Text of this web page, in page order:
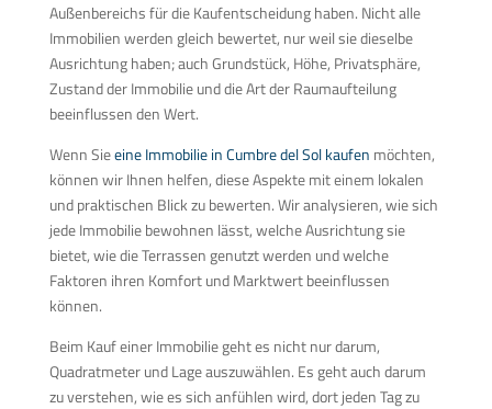
Außenbereichs für die Kaufentscheidung haben. Nicht alle
Immobilien werden gleich bewertet, nur weil sie dieselbe
Ausrichtung haben; auch Grundstück, Höhe, Privatsphäre,
Zustand der Immobilie und die Art der Raumaufteilung
beeinflussen den Wert.
Wenn Sieeine Immobilie in Cumbre del Sol kaufen möchten,
können wir Ihnen helfen, diese Aspekte mit einem lokalen
und praktischen Blick zu bewerten. Wir analysieren, wie sich
jede Immobilie bewohnen lässt, welche Ausrichtung sie
bietet, wie die Terrassen genutzt werden und welche
Faktoren ihren Komfort und Marktwert beeinflussen
können.
Beim Kauf einer Immobilie geht es nicht nur darum,
Quadratmeter und Lage auszuwählen. Es geht auch darum
zu verstehen, wie es sich anfühlen wird, dort jeden Tag zu